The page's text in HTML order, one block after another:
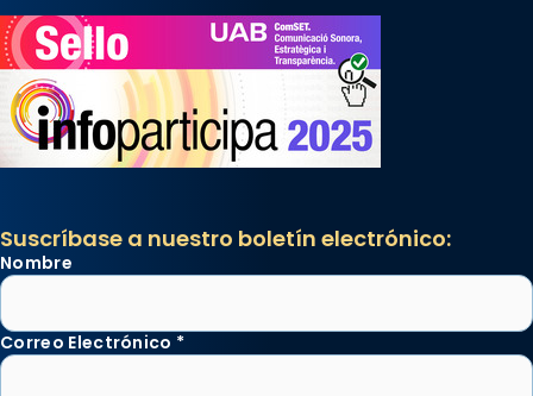
Suscríbase a nuestro boletín electrónico:
Nombre
Correo Electrónico *